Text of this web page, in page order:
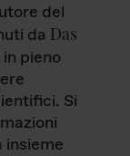
del
da Das
pieno
Si
insieme